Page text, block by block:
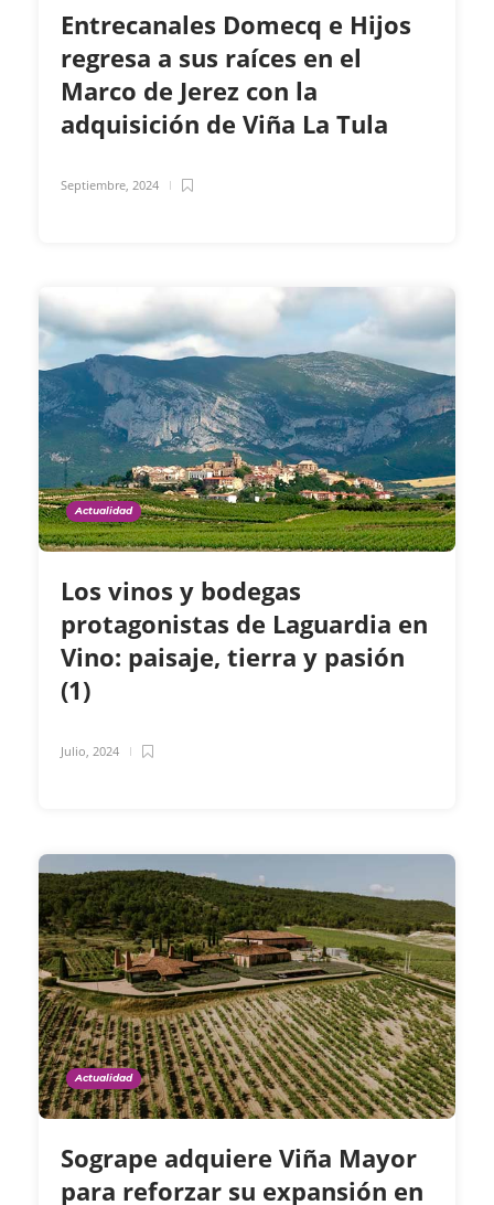
Entrecanales Domecq e Hijos
regresa a sus raíces en el
Marco de Jerez con la
adquisición de Viña La Tula
Septiembre, 2024
Actualidad
Los vinos y bodegas
protagonistas de Laguardia en
Vino: paisaje, tierra y pasión
(1)
Julio, 2024
Actualidad
Sogrape adquiere Viña Mayor
para reforzar su expansión en